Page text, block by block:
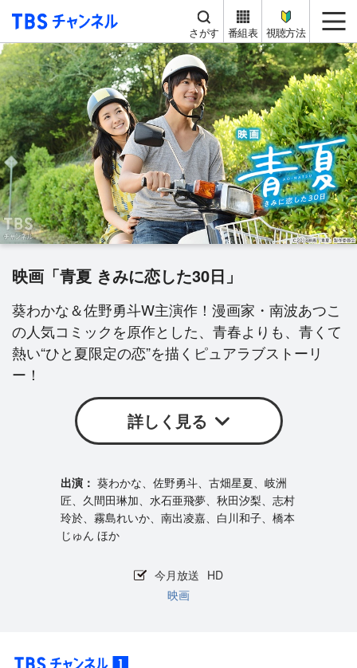
TBS チャンネル
さがす 番組表 視聴方法
映画「青夏 きみに恋した30日」
葵わかな＆佐野勇斗W主演作！漫画家・南波あつこ
の人気コミックを原作とした、青春よりも、青くて
熱い“ひと夏限定の恋”を描くピュアラブストーリ
ー！
詳しく見る
葵わかな、佐野勇斗、古畑星夏、岐洲
匠、久間田琳加、水石亜飛夢、秋田汐梨、志村
玲於、霧島れいか、南出凌嘉、白川和子、橋本
じゅん ほか
今月放送 HD
映画